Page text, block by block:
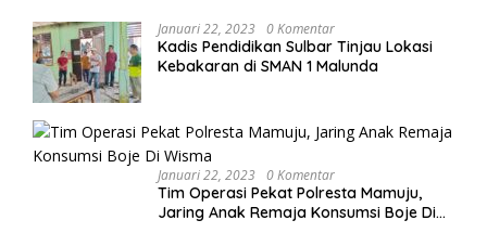
Januari 22, 2023 0 Komentar
Kadis Pendidikan Sulbar Tinjau Lokasi
Kebakaran di SMAN 1 Malunda
Januari 22, 2023 0 Komentar
Tim Operasi Pekat Polresta Mamuju,
Jaring Anak Remaja Konsumsi Boje Di